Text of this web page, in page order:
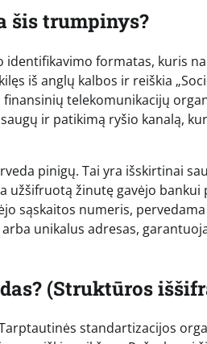
šis trumpinys?
formatas, kuris
iš anglų kalbos ir reiškia
telekomunikacijų
ir patikimą ryšio kanalą,
pinigų. Tai yra išskirtinai
žinutę gavėjo bankui
sąskaitos numeris,
unikalus adresas,
(Struktūros
standartizacijos